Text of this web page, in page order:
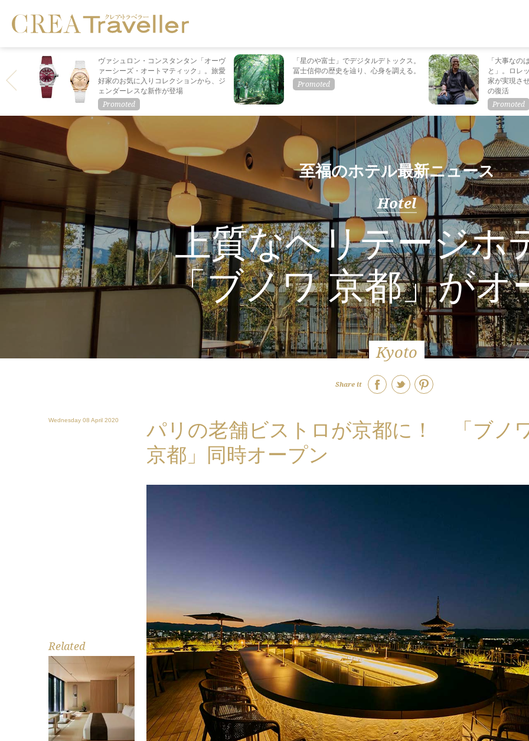
ヴァシュロン・コンスタンタン「オーヴ
ァーシーズ・オートマティック」。旅愛
好家のお気に入りコレクションから、ジ
ェンダーレスな新作が登場
「星のや富士」でデジタルデトックス。
冨士信仰の歴史を辿り、心身を調える。
「大事なの
と」。ロレ
家が実現さ
の復活
至福のホテル最新ニュース
Hotel
上質なヘリテージホ
「ブノワ 京都」がオ
Kyoto
Share it
Wednesday 08 April 2020
Related
パリの老舗ビストロが京都に！ 「ブノ
京都」同時オープン